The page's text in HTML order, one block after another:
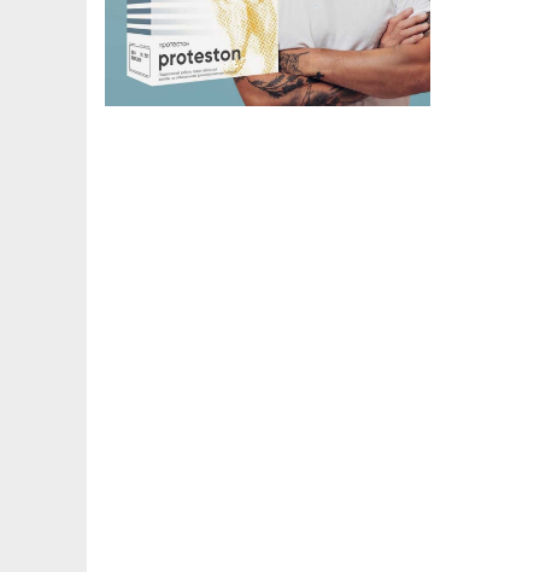
Пятница 01.07.2026 10:16:33
ЦОНы Абайского и Аль-Фарабийского
районов Шымкента изменят режим
работы с 1 июля...